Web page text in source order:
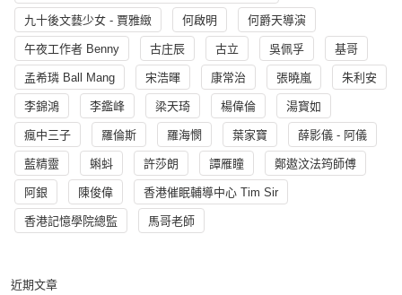
九十後文藝少女 - 賈雅緻 何啟明 何爵天導演
午夜工作者 Benny 古庄辰 古立 吳佩孚 基哥
孟希璘 Ball Mang 宋浩暉 康常治 張曉嵐 朱利安
李錦鴻 李鑑峰 梁天琦 楊偉倫 湯寳如
瘋中三子 羅倫斯 羅海憫 葉家寶 薛影儀 - 阿儀
藍精靈 蝌蚪 許莎朗 譚雁瞳 鄭遨汶法筠師傅
阿銀 陳俊偉 香港催眠輔導中心 Tim Sir
香港記憶學院總監 馬哥老師
近期文章